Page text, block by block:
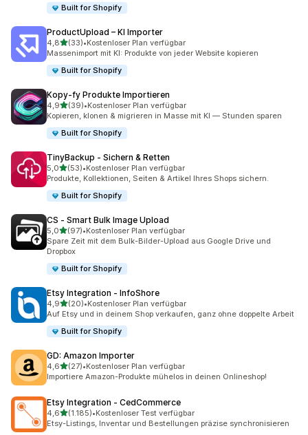
Built for Shopify
ProductUpload – KI Importer
4,8von 5 Sternen
(33)
33 Rezensionen insgesamt
•Kostenloser Plan verfügbar
Massenimport mit KI: Produkte von jeder Website kopieren
Built for Shopify
Kopy‑fy Produkte Importieren
4,9von 5 Sternen
(39)
39 Rezensionen insgesamt
•Kostenloser Plan verfügbar
Kopieren, klonen & migrieren in Masse mit KI — Stunden sparen
Built for Shopify
TinyBackup ‑ Sichern & Retten
5,0von 5 Sternen
(53)
53 Rezensionen insgesamt
•Kostenloser Plan verfügbar
Produkte, Kollektionen, Seiten & Artikel Ihres Shops sichern.
Built for Shopify
CS ‑ Smart Bulk Image Upload
5,0von 5 Sternen
(97)
97 Rezensionen insgesamt
•Kostenloser Plan verfügbar
Spare Zeit mit dem Bulk-Bilder-Upload aus Google Drive und
Dropbox
Built for Shopify
Etsy Integration ‑ InfoShore
4,9von 5 Sternen
(20)
20 Rezensionen insgesamt
•Kostenloser Plan verfügbar
Auf Etsy und in deinem Shop verkaufen, ganz ohne doppelte Arbeit
Built for Shopify
GD: Amazon Importer
4,6von 5 Sternen
(27)
27 Rezensionen insgesamt
•Kostenloser Plan verfügbar
Importiere Amazon-Produkte mühelos in deinen Onlineshop!
Etsy Integration ‑ CedCommerce
4,6von 5 Sternen
(1.185)
1185 Rezensionen insgesamt
•Kostenloser Test verfügbar
Etsy-Listings, Inventar und Bestellungen präzise synchronisieren